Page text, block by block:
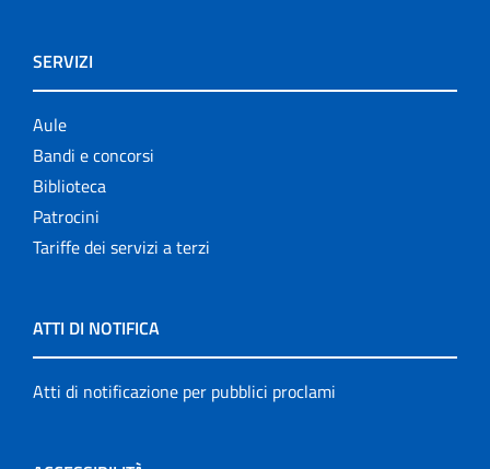
SERVIZI
Aule
Bandi e concorsi
Biblioteca
Patrocini
Tariffe dei servizi a terzi
ATTI DI NOTIFICA
Atti di notificazione per pubblici proclami